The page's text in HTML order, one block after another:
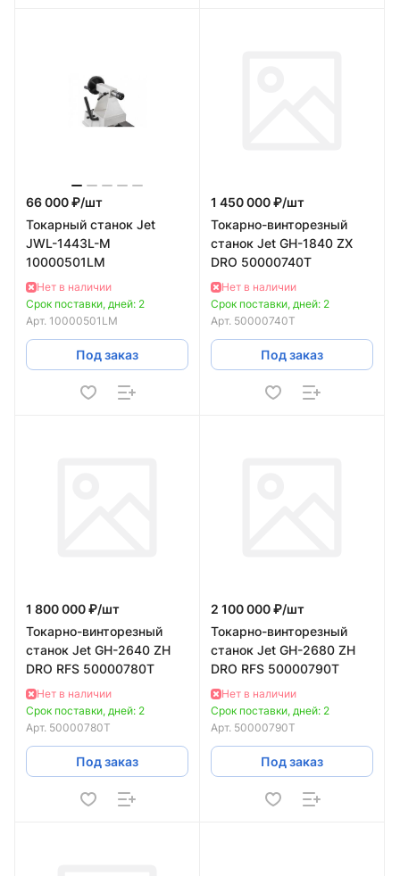
66 000 ₽/шт
Токарный станок Jet
JWL-1443L-M
10000501LM
Нет в наличии
Срок поставки, дней: 2
Арт. 10000501LM
Под заказ
1 450 000 ₽/шт
Токарно-винторезный
станок Jet GH-1840 ZX
DRO 50000740T
Нет в наличии
Срок поставки, дней: 2
Арт. 50000740T
Под заказ
1 800 000 ₽/шт
Токарно-винторезный
станок Jet GH-2640 ZH
DRO RFS 50000780T
Нет в наличии
Срок поставки, дней: 2
Арт. 50000780T
Под заказ
2 100 000 ₽/шт
Токарно-винторезный
станок Jet GH-2680 ZH
DRO RFS 50000790T
Нет в наличии
Срок поставки, дней: 2
Арт. 50000790T
Под заказ